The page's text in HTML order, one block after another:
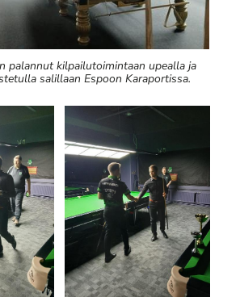
palannut kilpailutoimintaan upealla ja
salillaan Espoon Karaportissa.